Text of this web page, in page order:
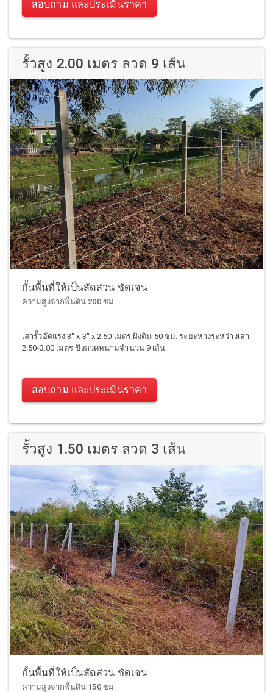
สอบถาม และประเมินราคา
รั้วสูง 2.00 เมตร ลวด 9 เส้น
กั้นพื้นที่ให้เป็นสัดส่วน ชัดเจน
ความสูงจากพื้นดิน 200 ซม
เสารั้วอัดแรง 3" x 3" x 2.50 เมตร ฝังดิน 50 ซม. ระยะห่างระหว่างเสา
2.50-3.00 เมตร ขึงลวดหนามจำนวน 9 เส้น
สอบถาม และประเมินราคา
รั้วสูง 1.50 เมตร ลวด 3 เส้น
กั้นพื้นที่ให้เป็นสัดส่วน ชัดเจน
ความสูงจากพื้นดิน 150 ซม